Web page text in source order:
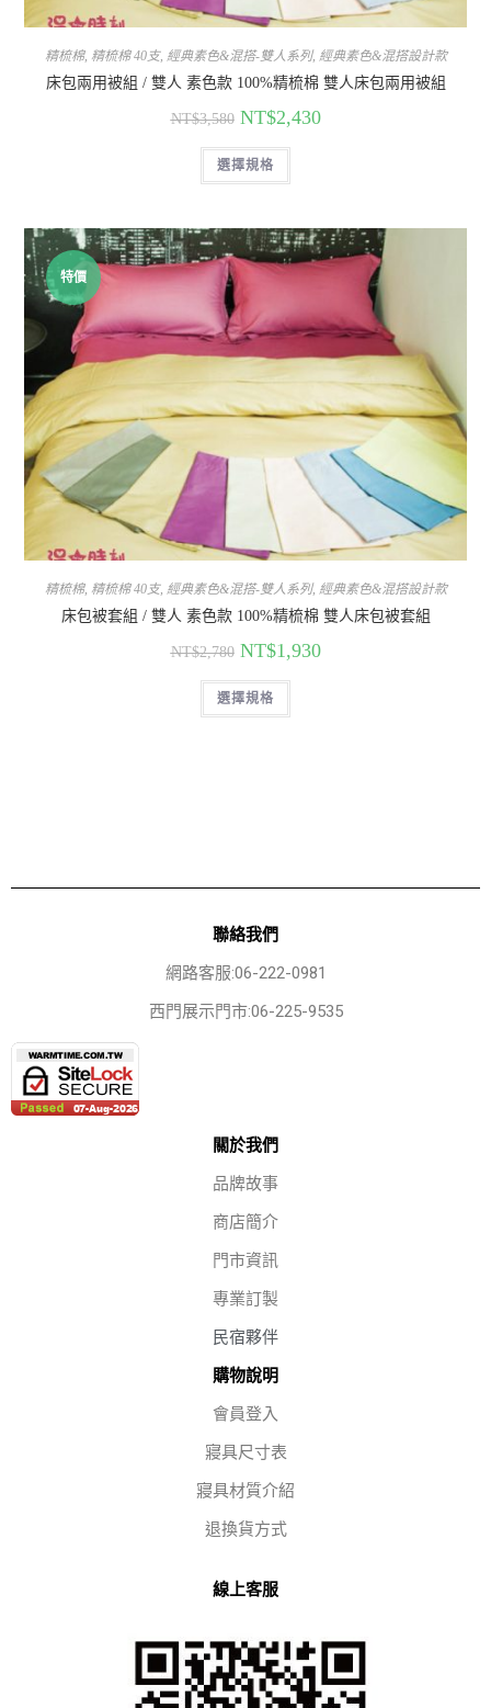
精梳棉, 精梳棉 40支, 經典素色&混搭-雙人系列, 經典素色&混搭設計款
床包兩用被組 / 雙人 素色款 100%精梳棉 雙人床包兩用被組
NT$3,580 NT$2,430
選擇規格
特價
精梳棉, 精梳棉 40支, 經典素色&混搭-雙人系列, 經典素色&混搭設計款
床包被套組 / 雙人 素色款 100%精梳棉 雙人床包被套組
NT$2,780 NT$1,930
選擇規格
聯絡我們
網路客服:06-222-0981
西門展示門市:06-225-9535
關於我們
品牌故事
商店簡介
門市資訊
專業訂製
民宿夥伴
購物說明
會員登入
寢具尺寸表
寢具材質介紹
退換貨方式
線上客服